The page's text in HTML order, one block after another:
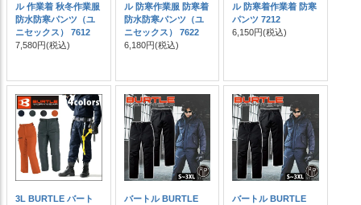
ル 作業着 秋冬作業服
防水防寒パンツ（ユ
ニセックス） 7612
7,580円(税込)
ル 防寒作業服 防寒着
防水防寒パンツ（ユ
ニセックス） 7622
6,180円(税込)
ル 防寒着作業着 防寒
パンツ 7212
6,150円(税込)
3L BURTLE バート
バートル BURTLE
バートル BURTLE